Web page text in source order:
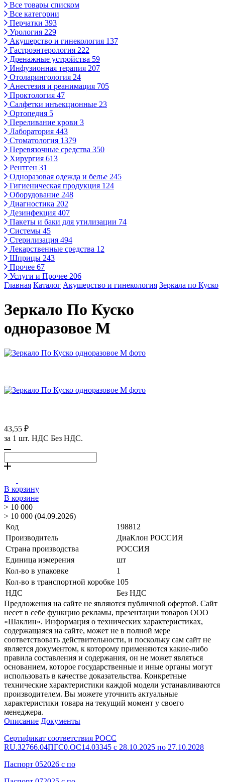
Все товары списком
Все категории
Перчатки 393
Урология 229
Акушерство и гинекология 137
Гастроэнтерология 222
Дренажные устройства 59
Инфузионная терапия 207
Отоларингология 24
Анестезия и реанимация 705
Проктология 47
Салфетки инъекционные 23
Ортопедия 5
Переливание крови 3
Лаборатория 443
Стоматология 1379
Перевязочные средства 350
Хирургия 613
Рентген 31
Одноразовая одежда и белье 245
Гигиеническая продукция 124
Оборудование 248
Диагностика 202
Дезинфекция 407
Пакеты и баки для утилизации 74
Системы 45
Стерилизация 494
Лекарственные средства 12
Шприцы 243
Прочее 67
Услуги и Прочее 206
Главная Каталог Акушерство и гинекология Зеркала по Куско
Зеркало По Куско
одноразовое M
43,55 ₽
за 1 шт. НДС Без НДС.
В корзину
В корзине
> 10 000
> 10 000 (04.09.2026)
Код
198812
Производитель
ДиаКлон РОССИЯ
Страна производства
РОССИЯ
Единица измерения
шт
Кол-во в упаковке
1
Кол-во в транспортной коробке 105
НДС
Без НДС
Предложения на сайте не являются публичной офертой. Сайт
несет в себе функцию рекламы, презентации товаров ООО
«Шаклин». Информация о технических характеристиках,
содержащаяся на сайте, может не в полной мере
соответствовать действительности, и поскольку сам сайт не
является документом, к которому применяются какие-либо
правила составления и содержания, он не может являться
основанием, которое государственные и иные органы могут
использовать в качестве доказательства. Конкретные
технические характеристики каждой модели устанавливаются
производителем. Вы можете уточнить актуальные
характеристики товара на текущий момент у своего
менеджера.
Описание Документы
Сертификат соответствия РОСС
RU.З2766.04ПГС0.ОС14.03345 с 28.10.2025 по 27.10.2028
Паспорт 052026 с по